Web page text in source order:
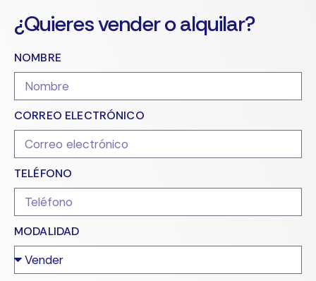
¿Quieres vender o alquilar?
NOMBRE
CORREO ELECTRÓNICO
TELÉFONO
MODALIDAD